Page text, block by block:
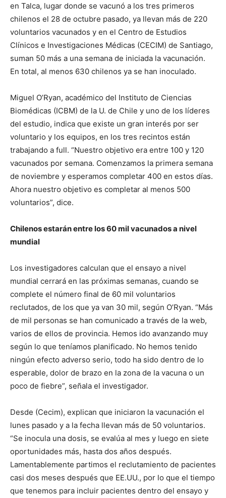
en Talca, lugar donde se vacunó a los tres primeros
chilenos el 28 de octubre pasado, ya llevan más de 220
voluntarios vacunados y en el Centro de Estudios
Clínicos e Investigaciones Médicas (CECIM) de Santiago,
suman 50 más a una semana de iniciada la vacunación.
En total, al menos 630 chilenos ya se han inoculado.
Miguel O’Ryan, académico del Instituto de Ciencias
Biomédicas (ICBM) de la U. de Chile y uno de los líderes
del estudio, indica que existe un gran interés por ser
voluntario y los equipos, en los tres recintos están
trabajando a full. “Nuestro objetivo era entre 100 y 120
vacunados por semana. Comenzamos la primera semana
de noviembre y esperamos completar 400 en estos días.
Ahora nuestro objetivo es completar al menos 500
voluntarios”, dice.
Chilenos estarán entre los 60 mil vacunados a nivel
mundial
Los investigadores calculan que el ensayo a nivel
mundial cerrará en las próximas semanas, cuando se
complete el número final de 60 mil voluntarios
reclutados, de los que ya van 30 mil, según O’Ryan. “Más
de mil personas se han comunicado a través de la web,
varios de ellos de provincia. Hemos ido avanzando muy
según lo que teníamos planificado. No hemos tenido
ningún efecto adverso serio, todo ha sido dentro de lo
esperable, dolor de brazo en la zona de la vacuna o un
poco de fiebre”, señala el investigador.
Desde (Cecim), explican que iniciaron la vacunación el
lunes pasado y a la fecha llevan más de 50 voluntarios.
“Se inocula una dosis, se evalúa al mes y luego en siete
oportunidades más, hasta dos años después.
Lamentablemente partimos el reclutamiento de pacientes
casi dos meses después que EE.UU., por lo que el tiempo
que tenemos para incluir pacientes dentro del ensayo y